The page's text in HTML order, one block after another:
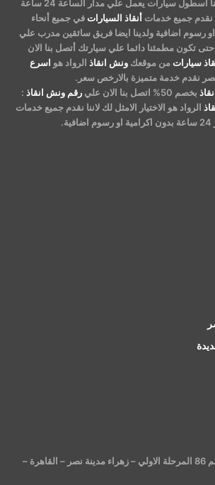
والمعدات ولدينا اسطول سيارات يعمل علي مدار الساعة 24 ساعة
نقدم جميع خدمات أنقاذ السيارات في جميع أنحاء
او رسوم اضافية ولدينا ايضا فريق سائقين مدرب علي
تكون مطمئنا دائما علي سيارتك أتصل بنا الان
سيارات من موقعك ونش انقاذ الرواد هو اسرع
نقدم خدمة متميزة بالارخص سعر.
بخصم 50% اتصل بنا الان علي رقم ونش انقاذ :
الرواد هو الاختيار الامثل لك لاننا نقدم جميع خدمات
العنوان : رقم 1 عمارة رقم 86 المرحلة الاولي – زهراء مدينة نصر – القاهرة –